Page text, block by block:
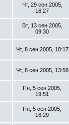
Чт, 29 сен 2005,
16:27
Вт, 13 сен 2005,
09:30
Чт, 8 сен 2005, 18:17
Чт, 8 сен 2005, 13:58
Пн, 5 сен 2005,
19:51
Пн, 5 сен 2005,
16:29